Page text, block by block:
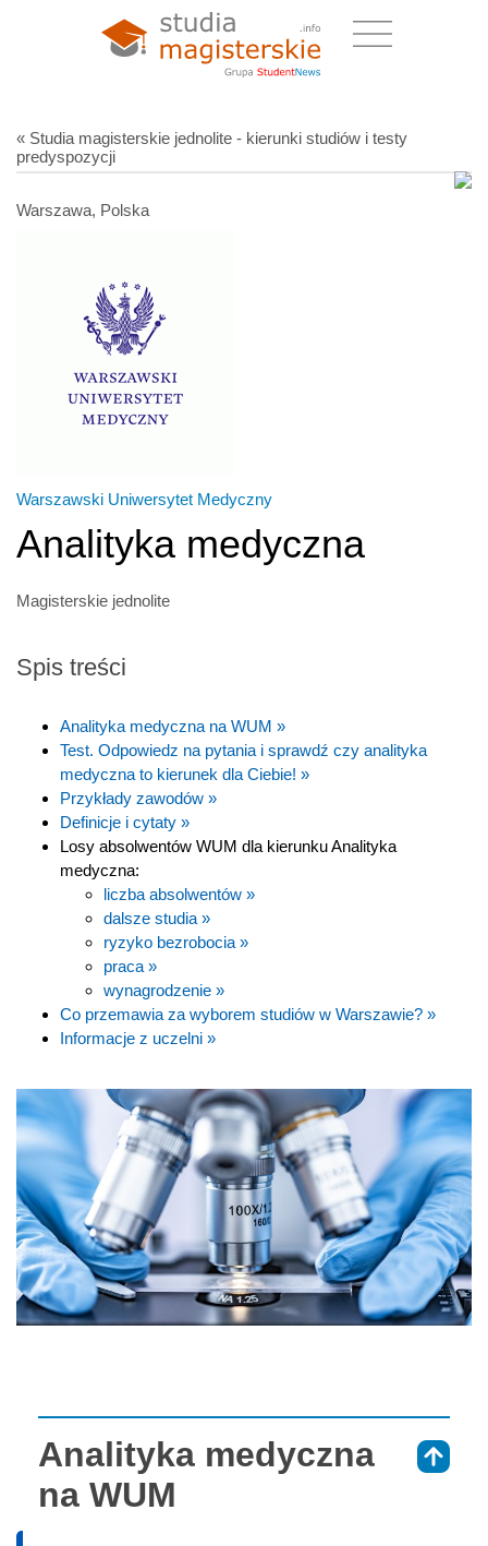
« Studia magisterskie jednolite - kierunki studiów i testy
predyspozycji
Warszawa, Polska
Warszawski Uniwersytet Medyczny
Analityka medyczna
Magisterskie jednolite
Spis treści
Analityka medyczna na WUM »
Test. Odpowiedz na pytania i sprawdź czy analityka
medyczna to kierunek dla Ciebie! »
Przykłady zawodów »
Definicje i cytaty »
Losy absolwentów WUM dla kierunku Analityka
medyczna:
liczba absolwentów »
dalsze studia »
ryzyko bezrobocia »
praca »
wynagrodzenie »
Co przemawia za wyborem studiów w Warszawie? »
Informacje z uczelni »
Analityka medyczna
na WUM